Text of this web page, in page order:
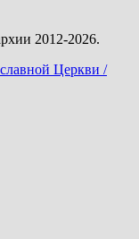
2012-2026.